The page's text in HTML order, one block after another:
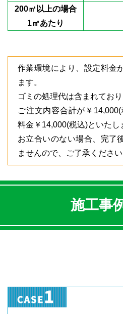
200㎡以上の場合
1㎡あたり
作業環境により、設定料金
ます。
ゴミの処理代は含まれており
ご注文内容合計が￥
料金￥14,000(税込)といたし
お立合いのない場合、完了
ませんので、ご了承ください
施工事